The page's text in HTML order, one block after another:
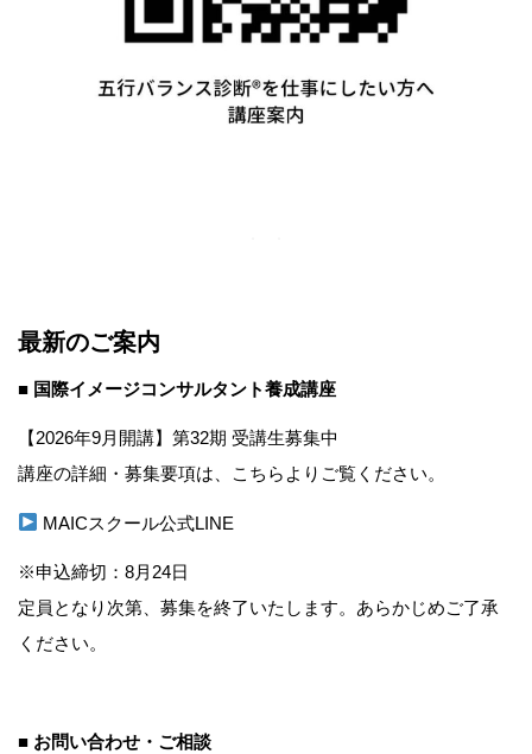
最新のご案内
■ 国際イメージコンサルタント養成講座
【2026年9月開講】第32期 受講生募集中
講座の詳細・募集要項は、こちらよりご覧ください。
MAICスクール公式LINE
※申込締切：8月24日
定員となり次第、募集を終了いたします。あらかじめご了承
ください。
■ お問い合わせ・ご相談